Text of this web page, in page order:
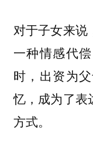
对于子女来说
一种情感代偿
时，出资为
忆，成为了表
方式。